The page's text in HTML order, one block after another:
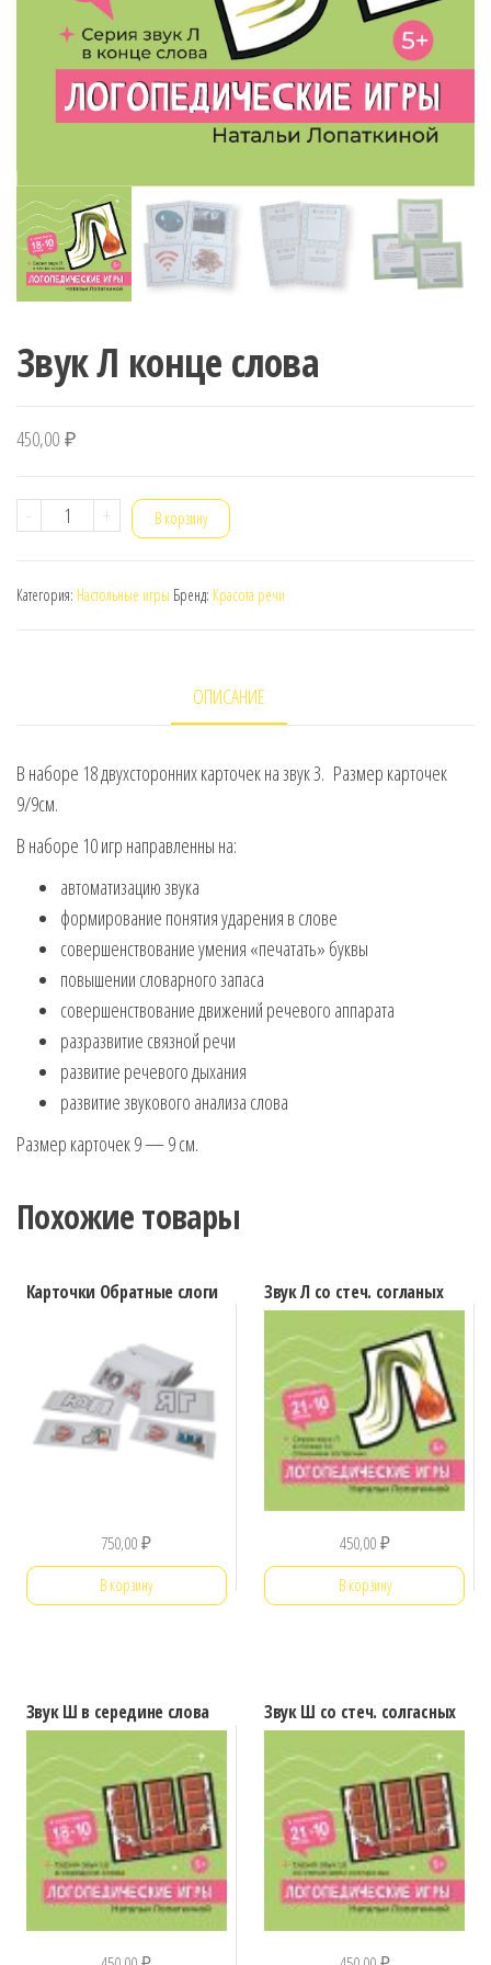
Звук Л конце слова
450,00 ₽
-
Количество
Л
+ В корзину
Категория: Настольные игры Бренд: Красота речи
ОПИСАНИЕ
В наборе 18 двухсторонних карточек на звук З. Размер карточек
9/9см.
В наборе 10 игр направленны на:
автоматизацию звука
формирование понятия ударения в слове
совершенствование умения «печатать» буквы
повышении словарного запаса
совершенствование движений речевого аппарата
разразвитие связной речи
развитие речевого дыхания
развитие звукового анализа слова
Размер карточек 9 — 9 см.
Похожие товары
Карточки Обратные слоги
750,00₽
В корзину
Звук Л со стеч. согланых
450,00₽
В корзину
Звук Ш в середине слова Звук Ш со стеч. солгасных